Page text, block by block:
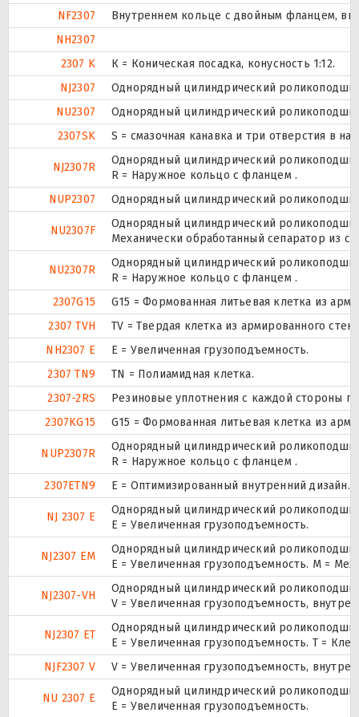
NF2307
Внутреннем кольце с двойным фланцем,
NH2307
2307 K
К = Коническая посадка, конусность 1:12.
NJ2307
Однорядный цилиндрический
NU2307
Однорядный цилиндрический
2307SK
S = смазочная канавка и три отверстия в
NJ2307R
Однорядный цилиндрический
R = Наружное кольцо с фланцем .
NUP2307
Однорядный цилиндрический
NU2307F
Однорядный цилиндрический
Механически обработанный сепаратор из
NU2307R
Однорядный цилиндрический
R = Наружное кольцо с фланцем .
2307G15
G15 = Формованная литьевая клетка из
2307 TVH
TV = Твердая клетка из армированного
NH2307 E
Е = Увеличенная грузоподъемность.
2307 TN9
TN = Полиамидная клетка.
2307-2RS
Резиновые уплотнения с каждой стороны
2307KG15
G15 = Формованная литьевая клетка из
NUP2307R
Однорядный цилиндрический
R = Наружное кольцо с фланцем .
2307ETN9
E = Оптимизированный внутренний
NJ 2307 E
Однорядный цилиндрический
Е = Увеличенная грузоподъемность.
NJ2307 EM
Однорядный цилиндрический
E = Увеличенная грузоподъемность. М =
NJ2307-VH
Однорядный цилиндрический
V = Увеличенная грузоподъемность,
NJ2307 ET
Однорядный цилиндрический
E = Увеличенная грузоподъемность. T =
NJF2307 V
V = Увеличенная грузоподъемность,
NU 2307 E
Однорядный цилиндрический
Е = Увеличенная грузоподъемность.